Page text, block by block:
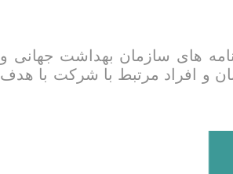
های سازمان بهداشت جهانی و
و افراد مرتبط با شرکت با هدف